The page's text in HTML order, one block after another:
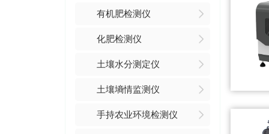
有机肥检测仪
化肥检测仪
土壤水分测定仪
土壤墒情监测仪
手持农业环境检测仪